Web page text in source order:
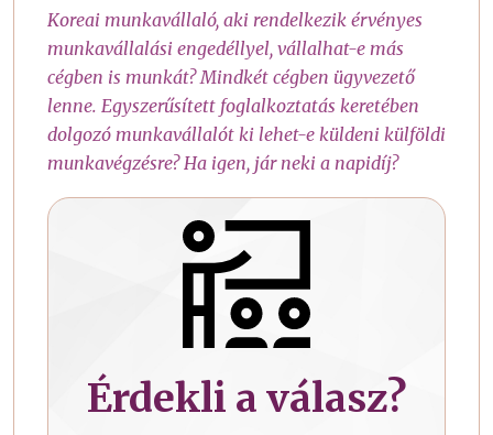
Koreai munkavállaló, aki rendelkezik érvényes
munkavállalási engedéllyel, vállalhat-e más
cégben is munkát? Mindkét cégben ügyvezető
lenne. Egyszerűsített foglalkoztatás keretében
dolgozó munkavállalót ki lehet-e küldeni külföldi
munkavégzésre? Ha igen, jár neki a napidíj?
Érdekli a válasz?